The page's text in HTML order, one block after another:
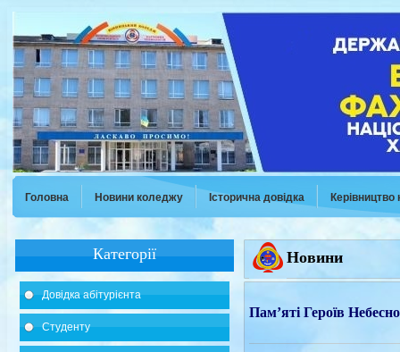
Головна Новини коледжу Історична довідка
Категорії
Довідка абітурієнта
Студенту
Новини
Пам’яті Героїв